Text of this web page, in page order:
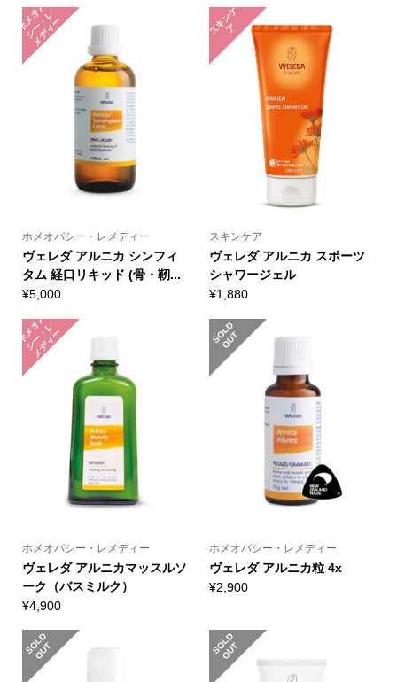
ホ
メ
オ
パ
シ
ー
・
レ
メ
デ
ィ
ー
ホメオパシー・レメディー
ヴェレダ アルニカ シンフィ
タム 経口リキッド (骨・靭...
¥5,000
ス
キ
ン
ケ
ア
スキンケア
ヴェレダ アルニカ スポーツ
シャワージェル
¥1,880
ホ
メ
オ
パ
シ
ー
・
レ
メ
デ
ィ
ー
ホメオパシー・レメディー
ヴェレダ アルニカマッスルソ
ーク（バスミルク）
¥4,900
S
O
L
D
O
U
T
ホメオパシー・レメディー
ヴェレダ アルニカ粒 4x
¥2,900
S
O
L
D
O
U
T S
O
L
D
O
U
T